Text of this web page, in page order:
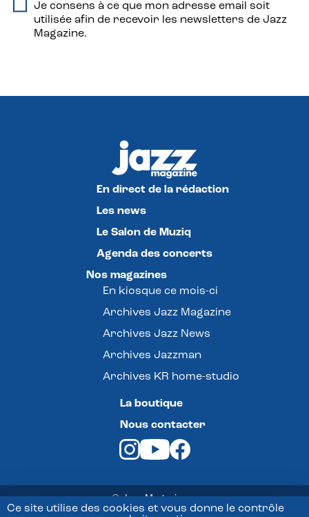
Ce site utilise des cookies et vous donne le contrôle
Je consens à ce que mon adresse email soit
utilisée afin de recevoir les newsletters de Jazz
Magazine.
En direct de la rédaction
Les news
Le Salon de Muziq
Agenda des concerts
Nos magazines
En kiosque ce mois-ci
Archives Jazz Magazine
Archives Jazz News
Archives Jazzman
Archives KR home-studio
La boutique
Nous contacter
© Jazz Magazine -